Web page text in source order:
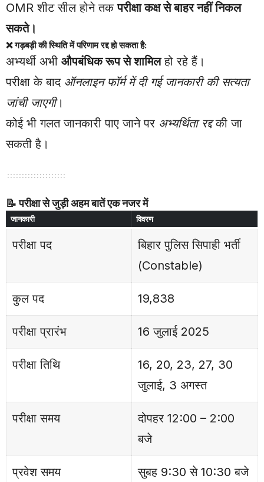
OMR शीट सील होने तकपरीक्षा कक्ष से बाहर नहीं निकल
सकते।
❌ गड़बड़ी की स्थिति में परिणाम रद्द हो सकता है:
अभ्यर्थी अभी औपबंधिक रूप से शामिलहो रहे हैं।
परीक्षा के बाद ऑनलाइन फॉर्म में दी गई जानकारी की सत्यता
जांची जाएगी।
कोई भी गलत जानकारी पाए जाने पर अभ्यर्थिता रद्दकी जा
सकती है।
📝परीक्षा से जुड़ी अहम बातें एक नजर में
जानकारी विवरण
परीक्षा पद
बिहार पुलिस सिपाही भर्ती
(Constable)
कुल पद 19,838
परीक्षा प्रारंभ 16 जुलाई 2025
परीक्षा तिथि
16, 20, 23, 27, 30
जुलाई, 3 अगस्त
परीक्षा समय
दोपहर 12:00 – 2:00
बजे
प्रवेश समय
सुबह 9:30 से 10:30 बजे